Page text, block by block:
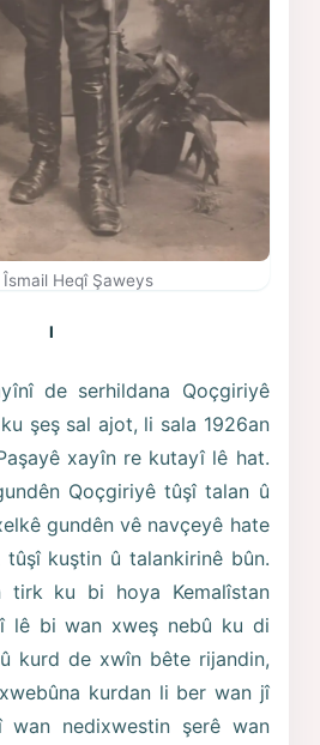
Îsmail Heqî Şaweys
I
de serhildana Qoçgiriyê
şeş sal ajot, li sala 1926an
xayîn re kutayî lê hat.
Qoçgiriyê tûşî talan û
gundên vê navçeyê hate
kuştin û talankirinê bûn.
tirk ku bi hoya Kemalîstan
lê bi wan xweş nebû ku di
kurd de xwîn bête rijandin,
kurdan li ber wan jî
nedixwestin şerê wan